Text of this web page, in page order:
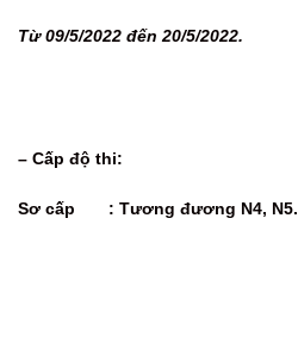
Từ 09/5/2022 đến 20/5/2022.
– Cấp độ thi:
Sơ cấp : Tương đương N4, N5.